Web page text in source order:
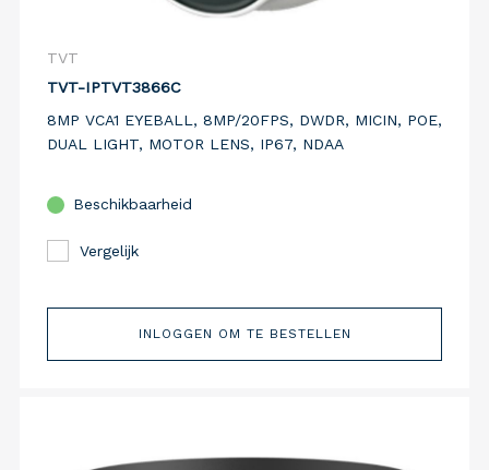
TVT
TVT-IPTVT3866C
8MP VCA1 EYEBALL, 8MP/20FPS, DWDR, MICIN, POE,
DUAL LIGHT, MOTOR LENS, IP67, NDAA
Beschikbaarheid
Vergelijk
INLOGGEN OM TE BESTELLEN